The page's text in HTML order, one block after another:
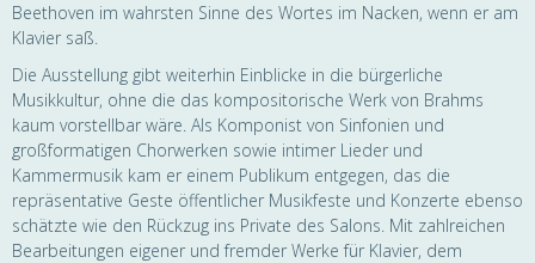
Beethoven im wahrsten Sinne des Wortes im Nacken, wenn er am
Klavier saß.
Die Ausstellung gibt weiterhin Einblicke in die bürgerliche
Musikkultur, ohne die das kompositorische Werk von Brahms
kaum vorstellbar wäre. Als Komponist von Sinfonien und
großformatigen Chorwerken sowie intimer Lieder und
Kammermusik kam er einem Publikum entgegen, das die
repräsentative Geste öffentlicher Musikfeste und Konzerte ebenso
schätzte wie den Rückzug ins Private des Salons. Mit zahlreichen
Bearbeitungen eigener und fremder Werke für Klavier, dem